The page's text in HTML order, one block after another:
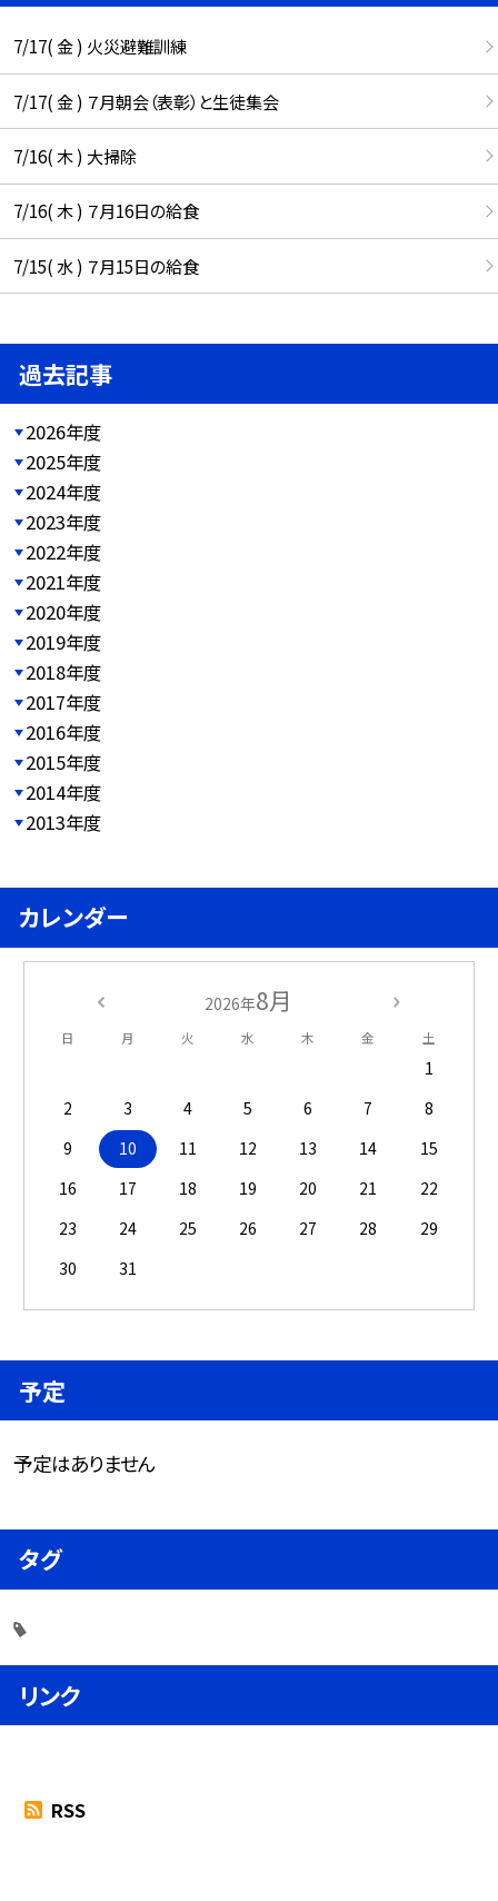
7/17( 金 ) 火災避難訓練
7/17( 金 ) ７月朝会（表彰）と生徒集会
7/16( 木 ) 大掃除
7/16( 木 ) ７月16日の給食
7/15( 水 ) ７月15日の給食
過去記事
2026年度
2025年度
2024年度
2023年度
2022年度
2021年度
2020年度
2019年度
2018年度
2017年度
2016年度
2015年度
2014年度
2013年度
カレンダー
2026年8月
日 月 火 水 木 金 土
1
2
3 4 5 6 7
8
9
10 11 12 13 14
15
16
17 18 19 20 21
22
23
24 25 26 27 28
29
30
31
予定
予定はありません
タグ
リンク
RSS